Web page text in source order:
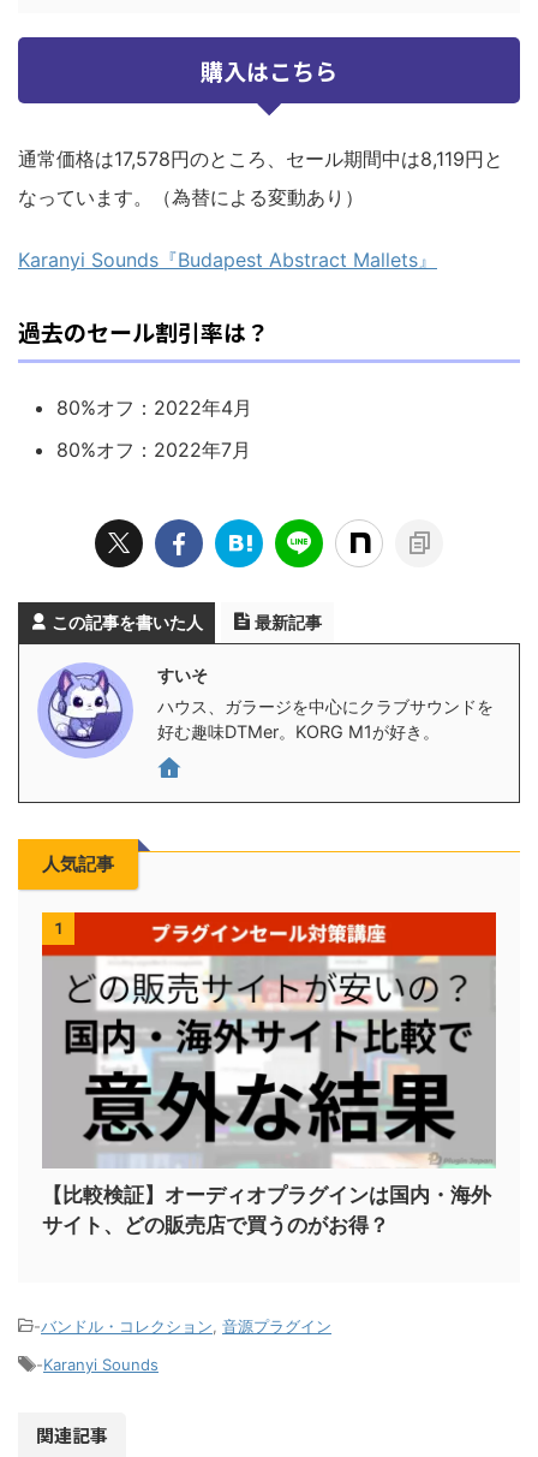
購入はこちら
通常価格は17,578円のところ、セール期間中は8,119円と
なっています。（為替による変動あり）
Karanyi Sounds『Budapest Abstract Mallets』
過去のセール割引率は？
80%オフ：2022年4月
80%オフ：2022年7月
この記事を書いた人 最新記事
すいそ
ハウス、ガラージを中心にクラブサウンドを
好む趣味DTMer。KORG M1が好き。
人気記事
1
【比較検証】オーディオプラグインは国内・海外
サイト、どの販売店で買うのがお得？
-バンドル・コレクション 音源プラグイン
-Karanyi Sounds
関連記事